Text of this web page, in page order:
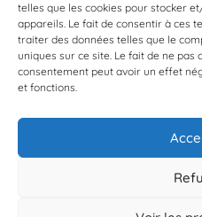
telles que les cookies pour stocker
appareils. Le fait de consentir à ces
traiter des données telles que le
uniques sur ce site. Le fait de ne
consentement peut avoir un effet
et fonctions.
À propos
Vos données
Résultats
Inscrivez-vous